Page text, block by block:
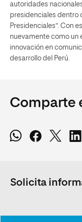
autoridades
presidenciales dentro
Presidenciales”. Con
nuevamente como un
innovación en
desarrollo del Perú.
Comparte
Solicita